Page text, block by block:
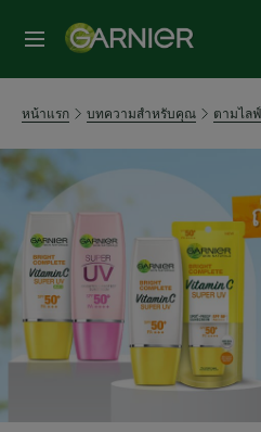
หน้าแรก บทความสำหรับคุณ ตามไล